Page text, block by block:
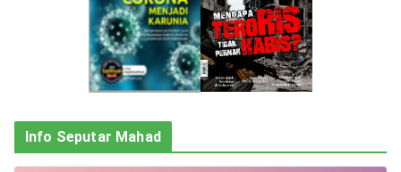
Info Seputar Mahad